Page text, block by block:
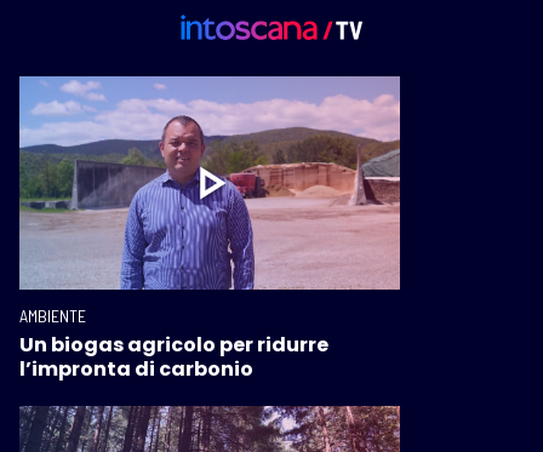
AMBIENTE
Un biogas agricolo per ridurre
l’impronta di carbonio